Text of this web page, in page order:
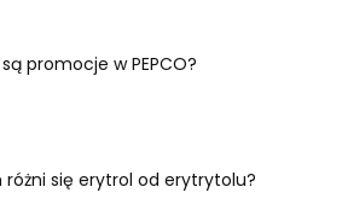
promocje w PEPCO?
różni się erytrol od erytrytolu?